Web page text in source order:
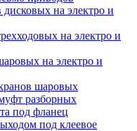
на электро и
на электро и
на электро и
шаровых
разборных
под фланец
под клеевое